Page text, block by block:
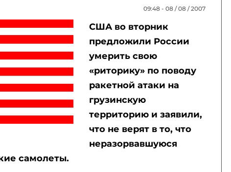
09:48 - 08 / 08 / 2007
США во вторник
предложили России
умерить свою
«риторику» по поводу
ракетной атаки на
грузинскую
территорию и заявили,
что не верят в то, что
неразорвавшуюся
самолеты.